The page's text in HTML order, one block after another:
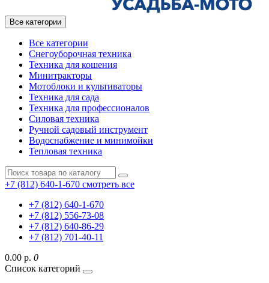
Все категории
Все категории
Снегоуборочная техника
Техника для кошения
Минитракторы
Мотоблоки и культиваторы
Техника для сада
Техника для профессионалов
Силовая техника
Ручной садовый инструмент
Водоснабжение и минимойки
Тепловая техника
+7 (812) 640-1-670 смотреть все
+7 (812) 640-1-670
+7 (812) 556-73-08
+7 (812) 640-86-29
+7 (812) 701-40-11
0.00 р. 0
Список категорий